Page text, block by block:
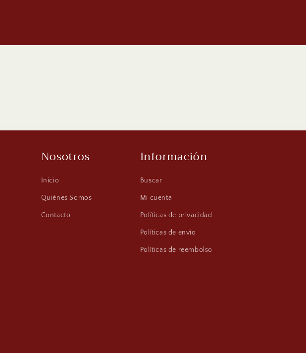
Nosotros
Inicio
Quiénes Somos
Contacto
Información
Buscar
Mi cuenta
Políticas de privacidad
Políticas de envío
Políticas de reembolso